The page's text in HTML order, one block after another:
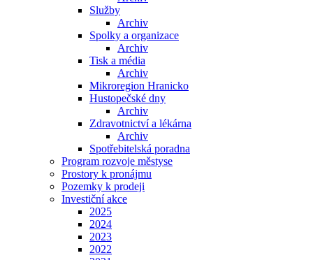
Služby
Archiv
Spolky a organizace
Archiv
Tisk a média
Archiv
Mikroregion Hranicko
Hustopečské dny
Archiv
Zdravotnictví a lékárna
Archiv
Spotřebitelská poradna
Program rozvoje městyse
Prostory k pronájmu
Pozemky k prodeji
Investiční akce
2025
2024
2023
2022